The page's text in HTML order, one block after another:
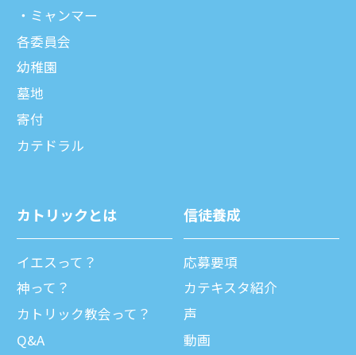
ミャンマー
各委員会
幼稚園
墓地
寄付
カテドラル
カトリックとは
イエスって？
神って？
カトリック教会って？
Q&A
信徒養成
応募要項
カテキスタ紹介
声
動画